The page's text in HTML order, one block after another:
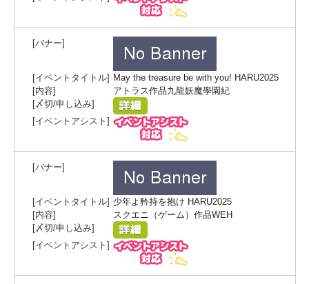
May the treasure be with you! HARU2025
アトラス作品九龍妖魔學園紀
少年よ矜持を抱け HARU2025
スクエニ（ゲーム）作品WEH